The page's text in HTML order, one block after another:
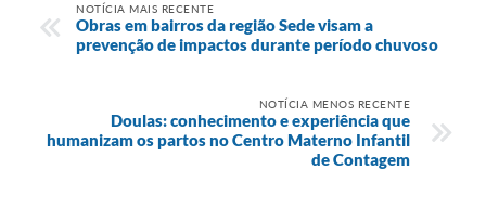
NOTÍCIA MAIS RECENTE
Obras em bairros da região Sede visam a
prevenção de impactos durante período chuvoso
NOTÍCIA MENOS RECENTE
Doulas: conhecimento e experiência que
humanizam os partos no Centro Materno Infantil
de Contagem